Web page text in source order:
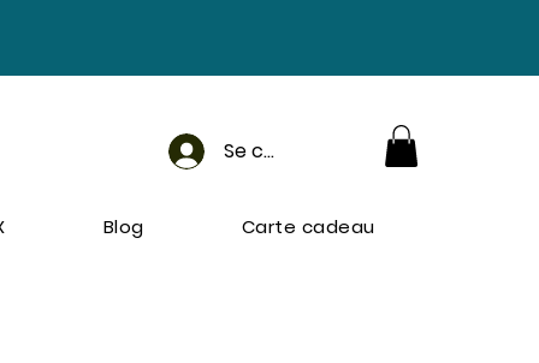
Se connecter
Blog Carte cadeau